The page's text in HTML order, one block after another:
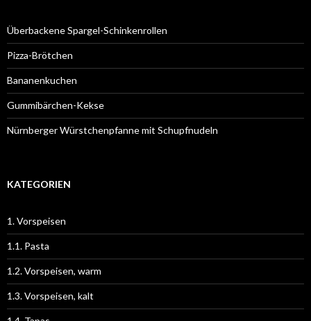
Überbackene Spargel-Schinkenrollen
Pizza-Brötchen
Bananenkuchen
Gummibärchen-Kekse
Nürnberger Würstchenpfanne mit Schupfnudeln
KATEGORIEN
1. Vorspeisen
1.1. Pasta
1.2. Vorspeisen, warm
1.3. Vorspeisen, kalt